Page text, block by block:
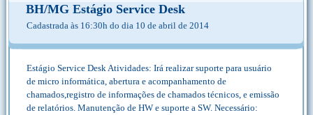
BH/MG Estágio Service Desk
Cadastrada às 16:30h do dia 10 de abril de 2014
Estágio Service Desk Atividades: Irá realizar suporte para usuário
de micro informática, abertura e acompanhamento de
chamados,registro de informações de chamados técnicos, e emissão
de relatórios. Manutenção de HW e suporte a SW. Necessário: